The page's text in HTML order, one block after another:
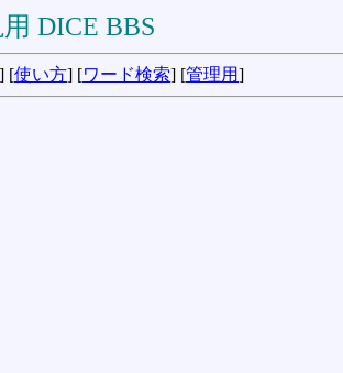
DICE BBS
] [使い方] [ワード検索] [管理用]